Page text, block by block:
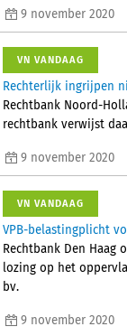
9 november 2020
VN VANDAAG
Rechterlijk ingrijpen
Rechtbank Noord-
rechtbank verwijst
9 november 2020
VN VANDAAG
VPB-belastingplicht
Rechtbank Den
lozing op het
bv.
9 november 2020